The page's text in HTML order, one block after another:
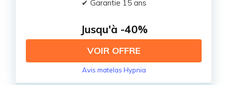
✔ Garantie 15 ans
Jusqu'à -40%
VOIR OFFRE
Avis matelas Hypnia